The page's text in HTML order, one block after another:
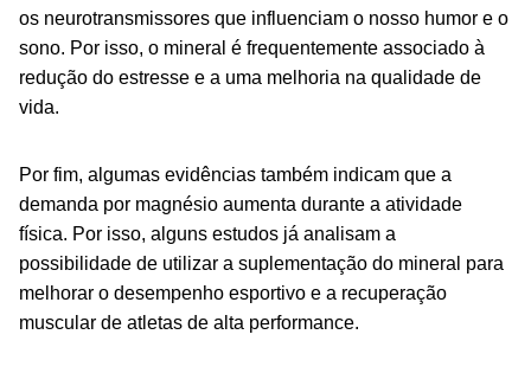
os neurotransmissores que influenciam o nosso humor e o
sono. Por isso, o mineral é frequentemente associado à
redução do estresse e a uma melhoria na qualidade de
vida.
Por fim, algumas evidências também indicam que a
demanda por magnésio aumenta durante a atividade
física. Por isso, alguns estudos já analisam a
possibilidade de utilizar a suplementação do mineral para
melhorar o desempenho esportivo e a recuperação
muscular de atletas de alta performance.